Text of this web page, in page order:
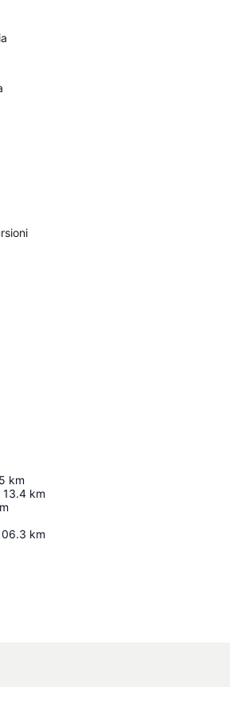
km
13.4 km
km